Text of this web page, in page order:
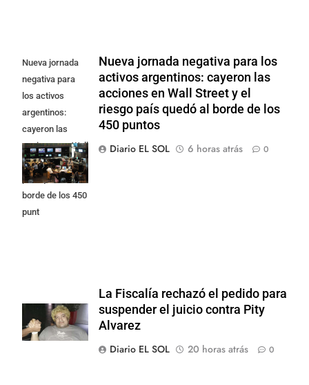
Nueva jornada
negativa para
los activos
argentinos:
cayeron las
acciones en Wall
Street y el riesgo
país quedó al
borde de los 450
punt
Nueva jornada negativa para los
activos argentinos: cayeron las
acciones en Wall Street y el
riesgo país quedó al borde de los
450 puntos
Diario EL SOL
6 horas atrás 0
La Fiscalía rechazó el pedido para
suspender el juicio contra Pity
Alvarez
Diario EL SOL
20 horas atrás 0